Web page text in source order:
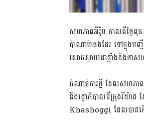
សហភាពអឺរ៉ុប​ កាលពី​ថ្ងៃពុ
ប៉ាណាម៉ា​ផងដែរ​ ទៅក្នុង​ប
សោកស្តាយជាខ្លាំង​និងថា​ស
ចំណាត់ការ​ថ្មី​ ដែល​សហភាព
និង​រដ្ឋាភិបាល​ទីក្រុង​រីយ៉ាដ​
Khashoggi ដែលបាន​ក